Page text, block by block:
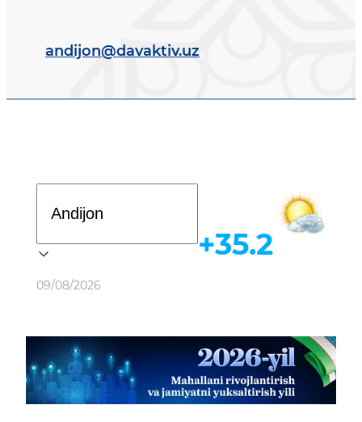
andijon@davaktiv.uz
Ob-havo
09/08/2026
+35.2